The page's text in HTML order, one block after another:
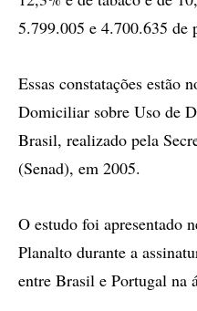
5.799.005 e 4.700.635 de
Essas constatações estão
Domiciliar sobre Uso de
Brasil, realizado pela
(Senad), em 2005.
O estudo foi apresentado
Planalto durante a
entre Brasil e Portugal na